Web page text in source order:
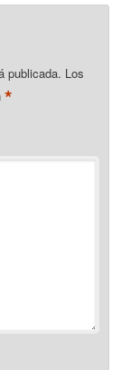
publicada. Los
*